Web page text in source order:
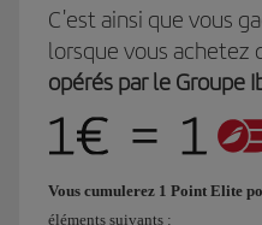
C'est ainsi que vous
lorsque vous achetez
opérés par le Groupe
Vous cumulerez 1 Point Elite
éléments suivants :